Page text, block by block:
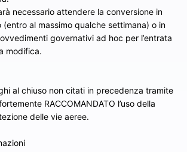
necessario attendere la conversione in
al massimo qualche settimana) o in
governativi ad hoc per l’entrata
modifica.
al chiuso non citati in precedenza tramite
RACCOMANDATO l’uso della
delle vie aeree.